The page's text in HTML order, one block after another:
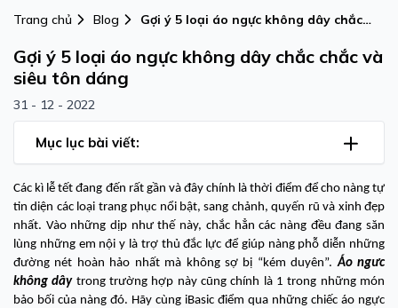
Trang chủ Blog
Gợi ý 5 loại áo ngực không dây chắc
Gợi ý 5 loại áo ngực không dây chắc chắc và
siêu tôn dáng
31 - 12 - 2022
Mục lục bài viết:
Các kì lễ tết đang đến rất gần và đây chính là thời điểm để cho nàng tự
tin diện các loại trang phục nổi bật, sang chảnh, quyến rũ và xinh đẹp
nhất. Vào những dịp như thế này, chắc hẳn các nàng đều đang săn
lùng những em nội y là trợ thủ đắc lực để giúp nàng phỗ diễn những
đường nét hoàn hảo nhất mà không sợ bị “kém duyên”. Áo ngưc
không dâytrong trường hợp này cũng chính là 1 trong những món
bảo bối của nàng đó. Hãy cùng iBasic điểm qua những chiếc áo ngực